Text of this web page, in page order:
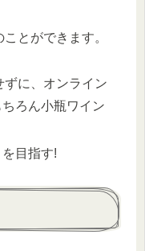
とができます。
ずに、オンライン
ろん小瓶ワイン
目指す!